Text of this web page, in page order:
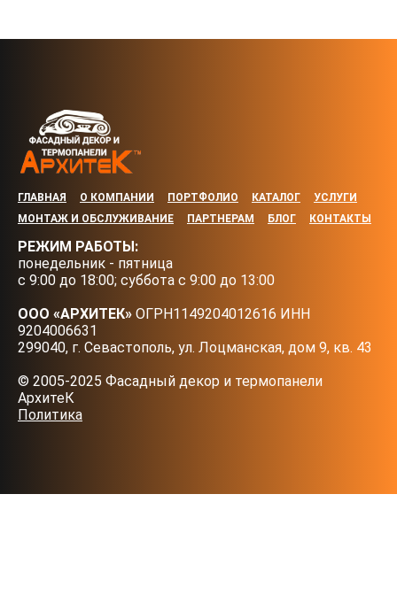
ГЛАВНАЯ О КОМПАНИИ ПОРТФОЛИО КАТАЛОГ
УСЛУГИ
МОНТАЖ И ОБСЛУЖИВАНИЕ
ПАРТНЕРАМ БЛОГ КОНТАКТЫ
РЕЖИМ РАБОТЫ:
понедельник - пятница
с 9:00 до 18:00; суббота с 9:00 до 13:00
ООО «АРХИТЕК» ОГРН1149204012616 ИНН
9204006631
299040, г. Севастополь, ул. Лоцманская, дом 9, кв. 43
© 2005-2025 Фасадный декор и термопанели
АрхитеК
Политика